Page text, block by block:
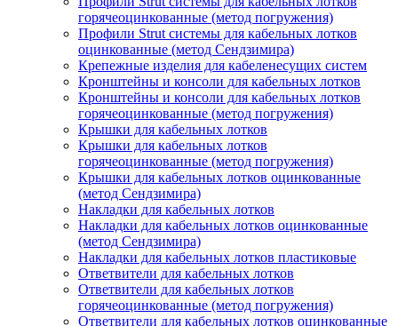
горячеоцинкованные (метод погружения)
Профили Strut системы для кабельных лотков
оцинкованные (метод Сендзимира)
Крепежные изделия для кабеленесущих систем
Кронштейны и консоли для кабельных лотков
Кронштейны и консоли для кабельных лотков
горячеоцинкованные (метод погружения)
Крышки для кабельных лотков
Крышки для кабельных лотков
горячеоцинкованные (метод погружения)
Крышки для кабельных лотков оцинкованные
(метод Сендзимира)
Накладки для кабельных лотков
Накладки для кабельных лотков оцинкованные
(метод Сендзимира)
Накладки для кабельных лотков пластиковые
Ответвители для кабельных лотков
Ответвители для кабельных лотков
горячеоцинкованные (метод погружения)
Ответвители для кабельных лотков оцинкованные